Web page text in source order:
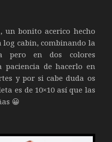
un bonito acerico hecho
log cabin, combinando la
pero en dos colores
paciencia de hacerlo en
y por si cabe duda os
es de 10×10 así que las
😀